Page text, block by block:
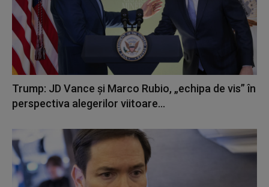
Trump: JD Vance şi Marco Rubio, „echipa de vis” în
perspectiva alegerilor viitoare...